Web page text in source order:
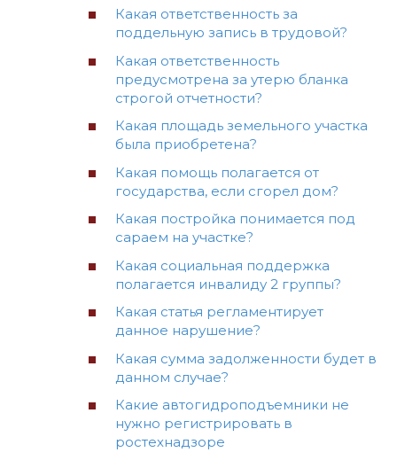
Какая ответственность за
поддельную запись в трудовой?
Какая ответственность
предусмотрена за утерю бланка
строгой отчетности?
Какая площадь земельного участка
была приобретена?
Какая помощь полагается от
государства, если сгорел дом?
Какая постройка понимается под
сараем на участке?
Какая социальная поддержка
полагается инвалиду 2 группы?
Какая статья регламентирует
данное нарушение?
Какая сумма задолженности будет в
данном случае?
Какие автогидроподъемники не
нужно регистрировать в
ростехнадзоре